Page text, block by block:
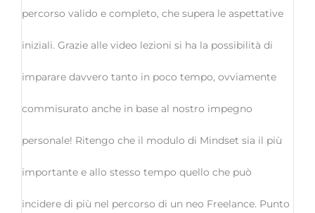
percorso valido e completo, che supera le aspettative
iniziali. Grazie alle video lezioni si ha la possibilità di
imparare davvero tanto in poco tempo, ovviamente
commisurato anche in base al nostro impegno
personale! Ritengo che il modulo di Mindset sia il più
importante e allo stesso tempo quello che può
incidere di più nel percorso di un neo Freelance. Punto